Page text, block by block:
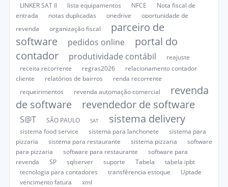
LINKER SAT II
lista equipamentos NFCE
Nota fiscal de
entrada
notas duplicadas onedrive
oportunidade de
revenda
organização fiscal
parceiro de
software
pedidos online
portal do
contador
produtividade contábil
reajuste
receita recorrente
regras2026
relacionamento contador
cliente
relatórios de bairros
renda recorrente
requeirimentos
revenda automação comercial
revenda
de software
revendedor de software
S@T SÃO PAULO SAT sistema delivery
sistema food service sistema para lanchonete
sistema para
pizzaria
sistema para restaurante sistema pizzaria
software
para pizzaria
software para restaurante
software para
revenda
SP sqlserver suporte Tabela
tabela ipbt
tecnologia para contadores
transfêrencia estoque
Uptade
vencimento fatura
xml